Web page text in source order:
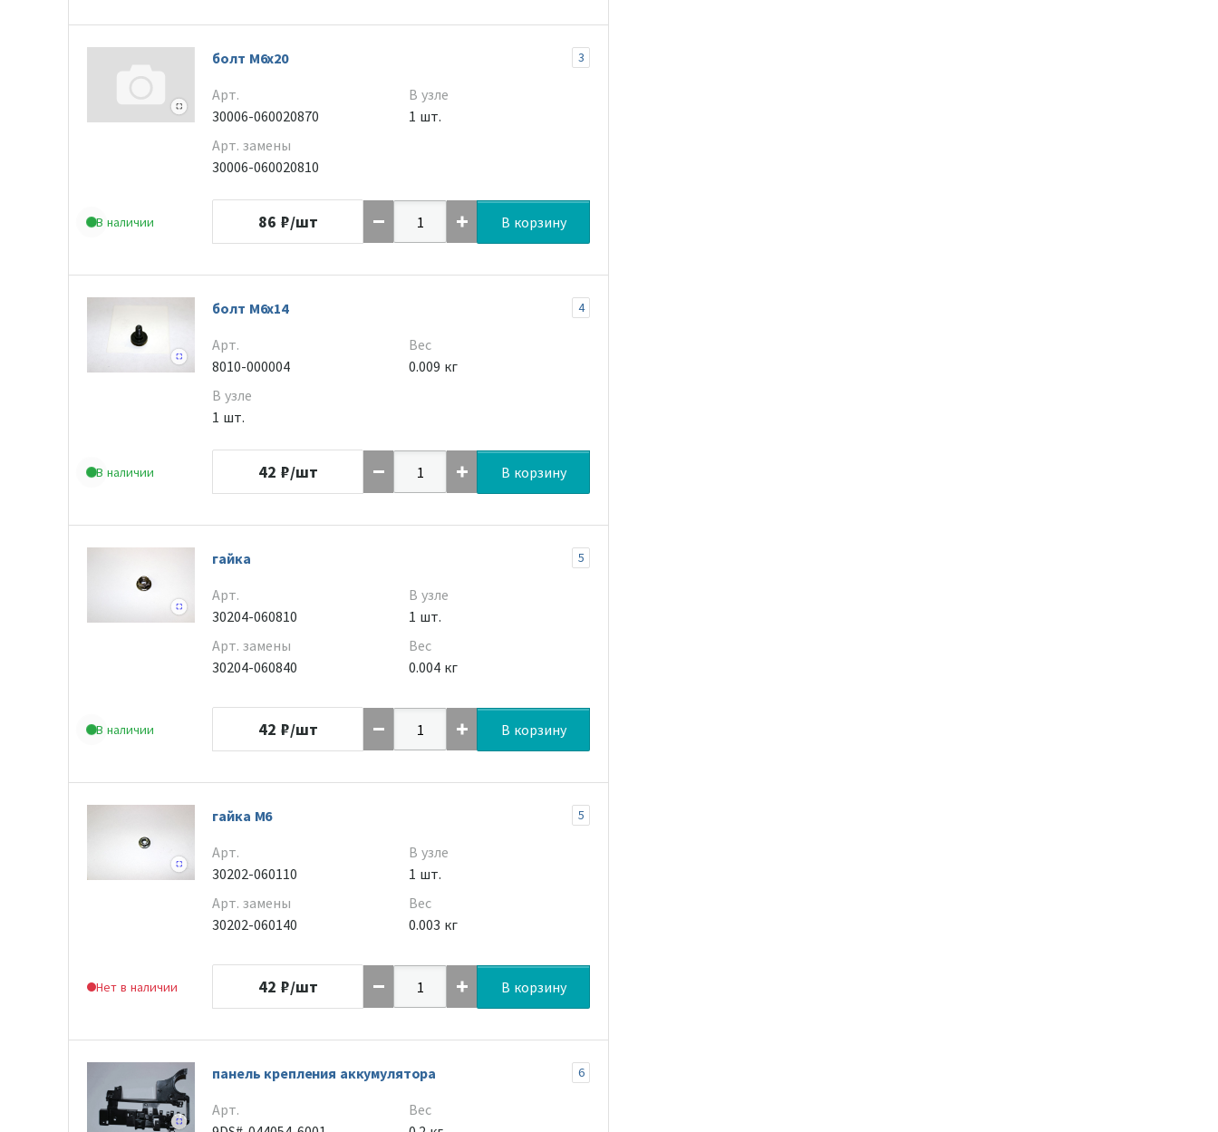
В наличии
болт M6x20 3
Арт.
30006-060020870
Арт. замены
30006-060020810
В узле
1 шт.
86 ₽/шт В корзину
В наличии
болт М6х14 4
Арт.
8010-000004
В узле
1 шт.
Вес
0.009 кг
42 ₽/шт В корзину
В наличии
гайка 5
Арт.
30204-060810
Арт. замены
30204-060840
В узле
1 шт.
Вес
0.004 кг
42 ₽/шт В корзину
Нет в наличии
гайка М6 5
Арт.
30202-060110
Арт. замены
30202-060140
В узле
1 шт.
Вес
0.003 кг
42 ₽/шт В корзину
панель крепления аккумулятора 6
Арт.
Вес